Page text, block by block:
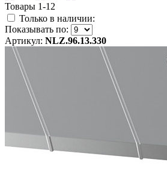
Товары 1-12
Только в наличии:
Показывать по:
Артикул: NLZ.96.13.330